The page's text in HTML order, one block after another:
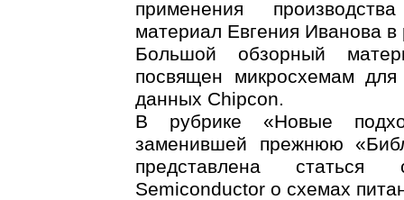
применения
материал Евгения Иванова в
Большой обзорный
посвящен микросхемам
данных Chipcon.
В рубрике «Новые
заменившей прежнюю
представлена статься
Semiconductor о схемах